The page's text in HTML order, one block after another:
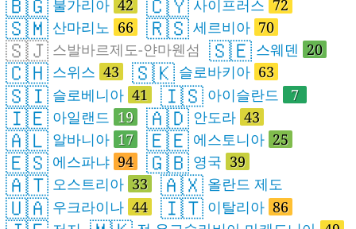
🇧🇬 불가리아 42 🇨🇾 사이프러스 72
🇸🇲 산마리노 66 🇷🇸 세르비아 70
🇸🇯 스발바르제도-얀마웬섬 🇸🇪 스웨덴 20
🇨🇭 스위스 43 🇸🇰 슬로바키아 63
🇸🇮 슬로베니아 41 🇮🇸 아이슬란드 7
🇮🇪 아일랜드 19 🇦🇩 안도라 43
🇦🇱 알바니아 17 🇪🇪 에스토니아 25
🇪🇸 에스파냐 94 🇬🇧 영국 39
🇦🇹 오스트리아 33 🇦🇽 올란드 제도
🇺🇦 우크라이나 44 🇮🇹 이탈리아 86